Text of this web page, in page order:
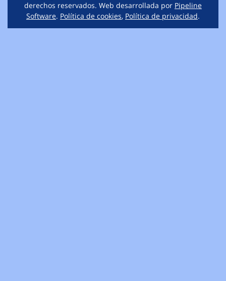
derechos reservados. Web desarrollada por Pipeline
Software. Política de cookies, Política de privacidad.